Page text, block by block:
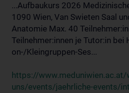
...Aufbaukurs 2026
1090 Wien, Van Swieten Saal
Anatomie Max. 40
Teilnehmer:innen je Tutor:in bei
on-/Kleingruppen-Ses...
https://www.meduniwien.ac.at/
uns/events/jaehrliche-events/